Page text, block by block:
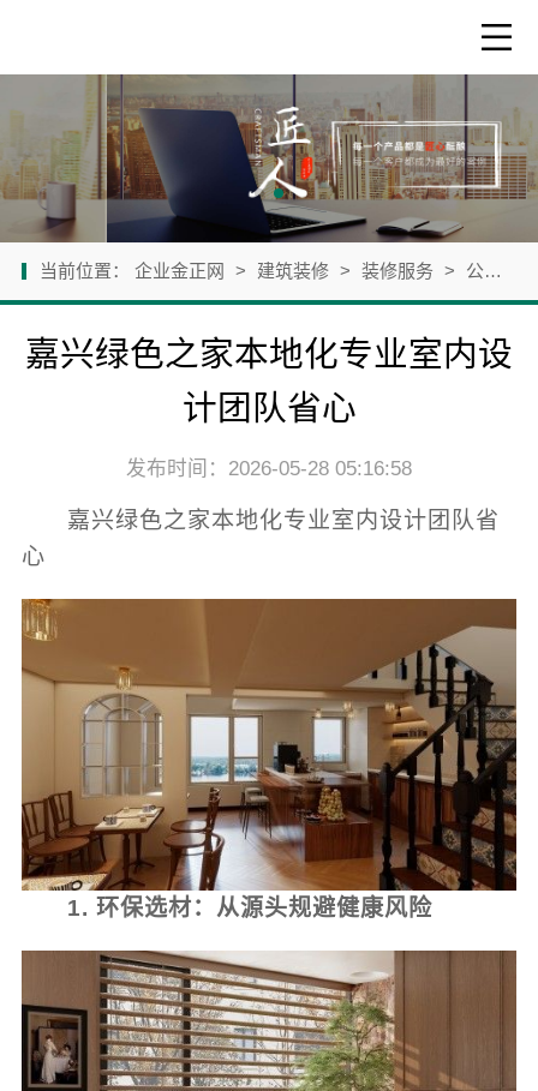
当前位置： 企业金正网 > 建筑装修 > 装修服务 > 公司新闻
嘉兴绿色之家本地化专业室内设
计团队省心
发布时间：2026-05-28 05:16:58
嘉兴绿色之家本地化专业室内设计团队省
心
1. 环保选材：从源头规避健康风险